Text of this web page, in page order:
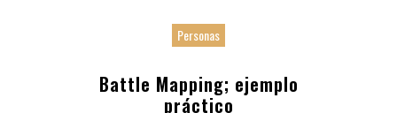
Personas
Battle Mapping; ejemplo
práctico